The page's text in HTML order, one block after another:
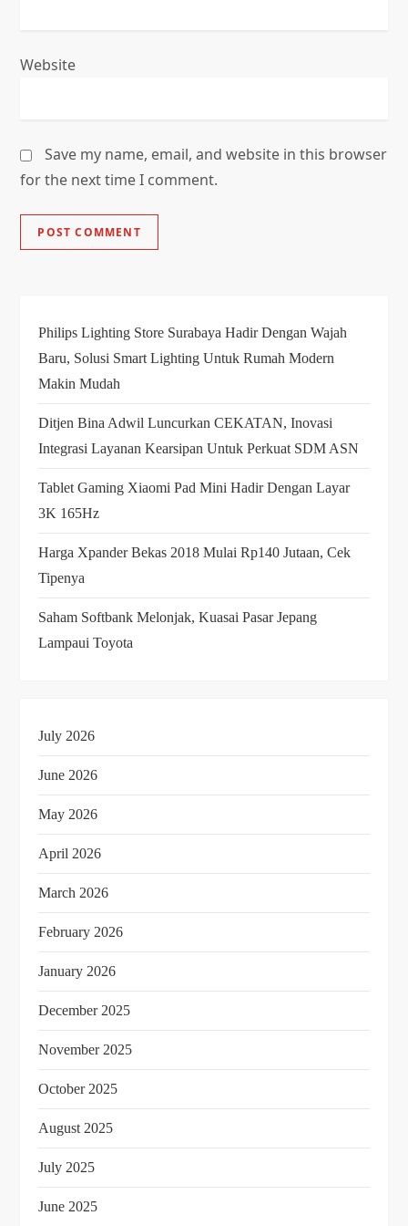
Website
Save my name, email, and website in this browser
for the next time I comment.
Philips Lighting Store Surabaya Hadir Dengan Wajah
Baru, Solusi Smart Lighting Untuk Rumah Modern
Makin Mudah
Ditjen Bina Adwil Luncurkan CEKATAN, Inovasi
Integrasi Layanan Kearsipan Untuk Perkuat SDM ASN
Tablet Gaming Xiaomi Pad Mini Hadir Dengan Layar
3K 165Hz
Harga Xpander Bekas 2018 Mulai Rp140 Jutaan, Cek
Tipenya
Saham Softbank Melonjak, Kuasai Pasar Jepang
Lampaui Toyota
July 2026
June 2026
May 2026
April 2026
March 2026
February 2026
January 2026
December 2025
November 2025
October 2025
August 2025
July 2025
June 2025